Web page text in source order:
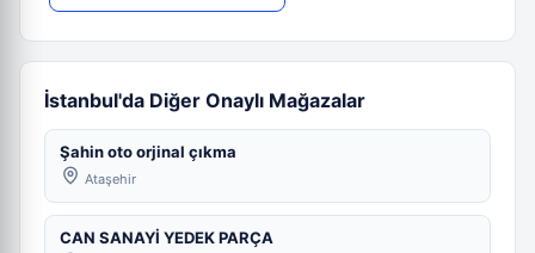
İstanbul'da Diğer Onaylı Mağazalar
Şahin oto orjinal çıkma
Ataşehir
CAN SANAYİ YEDEK PARÇA